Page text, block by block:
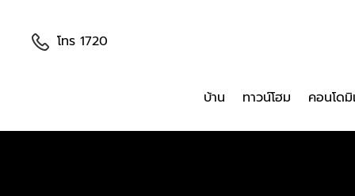
โทร 1720
บ้าน ทาวน์โฮม คอนโด